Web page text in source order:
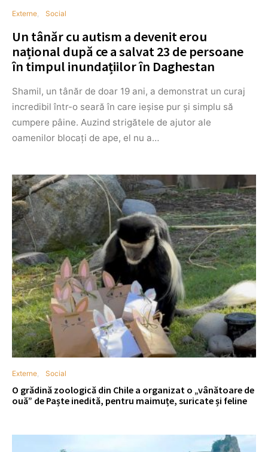
Externe Social
Un tânăr cu autism a devenit erou
național după ce a salvat 23 de persoane
în timpul inundațiilor în Daghestan
Shamil, un tânăr de doar 19 ani, a demonstrat un curaj
incredibil într-o seară în care ieșise pur și simplu să
cumpere pâine. Auzind strigătele de ajutor ale
oamenilor blocați de ape, el nu a…
Externe Social
O grădină zoologică din Chile a organizat o „vânătoare de
ouă” de Paște inedită, pentru maimuțe, suricate și feline